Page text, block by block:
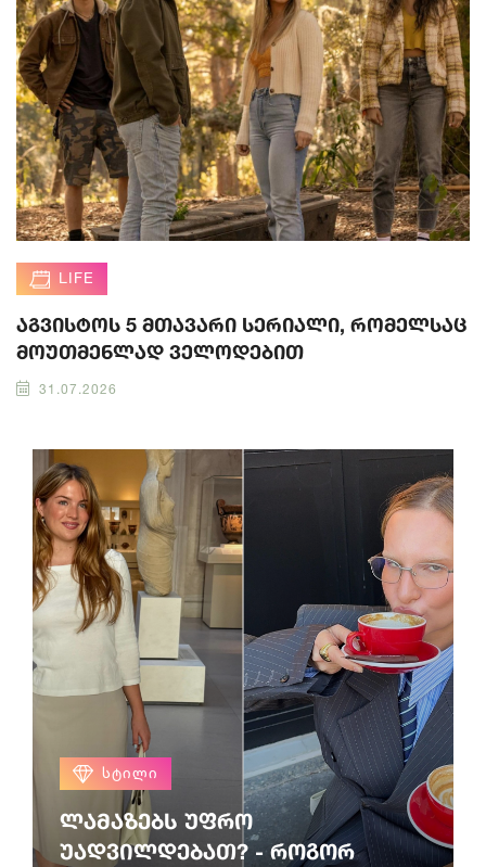
LIFE
აგვისტოს 5 მთავარი სერიალი, რომელსაც
მოუთმენლად ველოდებით
31.07.2026
ᲡᲢᲘᲚᲘ
ლამაზებს უფრო
უადვილდებათ? - როგორ